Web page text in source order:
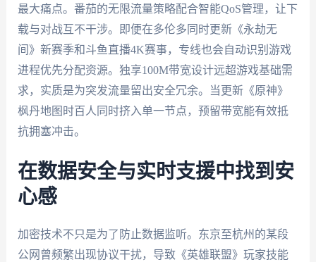
最大痛点。番茄的无限流量策略配合智能QoS管理，让下
载与对战互不干涉。即便在多伦多同时更新《永劫无
间》新赛季和斗鱼直播4K赛事，专线也会自动识别游戏
进程优先分配资源。独享100M带宽设计远超游戏基础需
求，实质是为突发流量留出安全冗余。当更新《原神》
枫丹地图时百人同时挤入单一节点，预留带宽能有效抵
抗拥塞冲击。
在数据安全与实时支援中找到安
心感
加密技术不只是为了防止数据监听。东京至杭州的某段
公网曾频繁出现协议干扰，导致《英雄联盟》玩家技能